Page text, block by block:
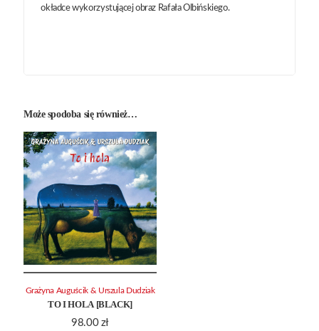
okładce wykorzystującej obraz Rafała Olbińskiego.
Może spodoba się również…
TO I HOLA [BLACK]
98.00 zł
Grażyna Auguścik & Urszula Dudziak